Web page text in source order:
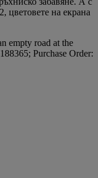
цветовете на екрана